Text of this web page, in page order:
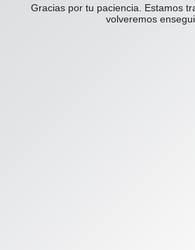
Gracias por tu paciencia. Estamos
volveremos